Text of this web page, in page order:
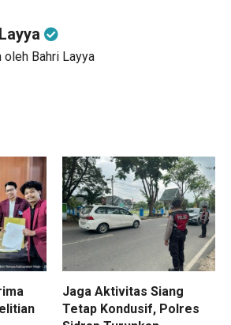
oleh Bahri Layya
Jaga Aktivitas Siang
Tetap Kondusif, Polres